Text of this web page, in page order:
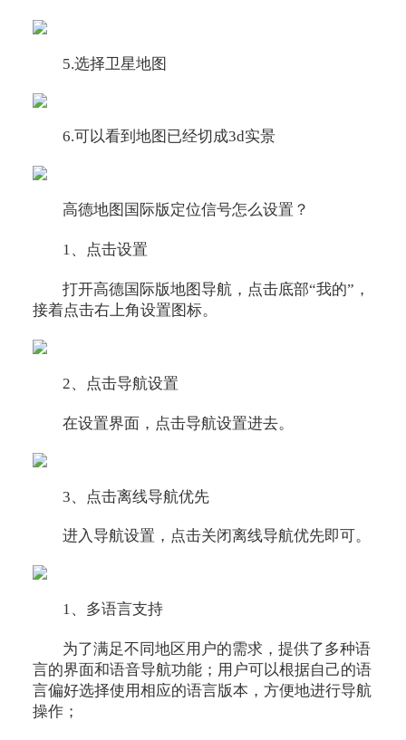
5.选择卫星地图
6.可以看到地图已经切成3d实景
高德地图国际版定位信号怎么设置？
1、点击设置
打开高德国际版地图导航，点击底部“我的”，
接着点击右上角设置图标。
2、点击导航设置
在设置界面，点击导航设置进去。
3、点击离线导航优先
进入导航设置，点击关闭离线导航优先即可。
1、多语言支持
为了满足不同地区用户的需求，提供了多种语
言的界面和语音导航功能；用户可以根据自己的语
言偏好选择使用相应的语言版本，方便地进行导航
操作；